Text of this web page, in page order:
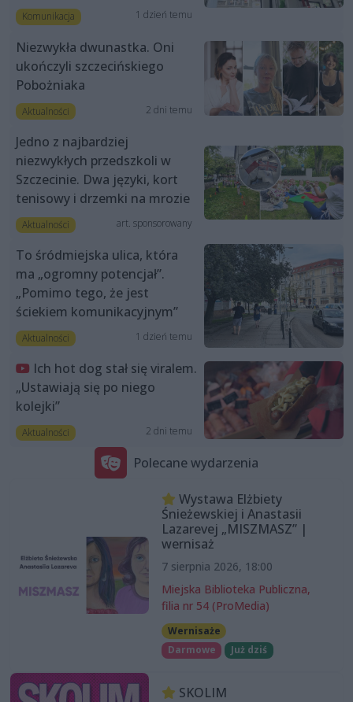
Komunikacja 1 dzień temu
Niezwykła dwunastka. Oni
ukończyli szczecińskiego
Pobożniaka
Aktualności 2 dni temu
Jedno z najbardziej
niezwykłych przedszkoli w
Szczecinie. Dwa języki, kort
tenisowy i drzemki na mrozie
Aktualności art. sponsorowany
To śródmiejska ulica, która
ma „ogromny potencjał”.
„Pomimo tego, że jest
ściekiem komunikacyjnym”
Aktualności 1 dzień temu
Ich hot dog stał się viralem.
„Ustawiają się po niego
kolejki”
Aktualności 2 dni temu
Polecane wydarzenia
Wystawa Elżbiety
Śnieżewskiej i Anastasii
Lazarevej „MISZMASZ” |
wernisaż
7 sierpnia 2026, 18:00
Miejska Biblioteka Publiczna,
filia nr 54 (ProMedia)
Wernisaże
Darmowe
Już dziś
SKOLIM